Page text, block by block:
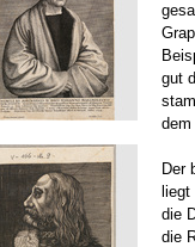
gut
dem
Der
die
die